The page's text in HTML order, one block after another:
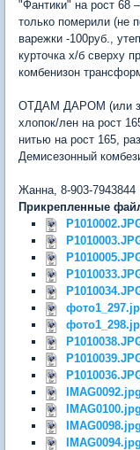
"Фантики" на рост 68
только померили (не
варежки -100руб.,
курточка х/б сверху
комбенизон
ОТДАМ ДАРОМ (или
хлопок/лен на рост
нитью на рост 165,
Демисезонный
Жанна, 8-903-7943844
Прикрепленные
IMAG0092.jpg
IMAG0100.jpg
IMAG0098.jpg
IMAG0094.jpg